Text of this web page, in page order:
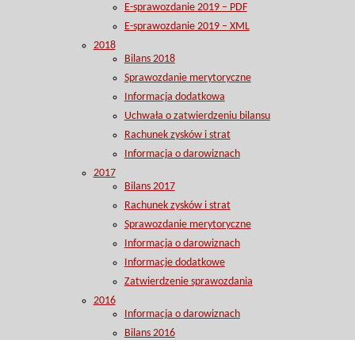
E-sprawozdanie 2019 – PDF
E-sprawozdanie 2019 – XML
2018
Bilans 2018
Sprawozdanie merytoryczne
Informacja dodatkowa
Uchwała o zatwierdzeniu bilansu
Rachunek zysków i strat
Informacja o darowiznach
2017
Bilans 2017
Rachunek zysków i strat
Sprawozdanie merytoryczne
Informacja o darowiznach
Informacje dodatkowe
Zatwierdzenie sprawozdania
2016
Informacja o darowiznach
Bilans 2016